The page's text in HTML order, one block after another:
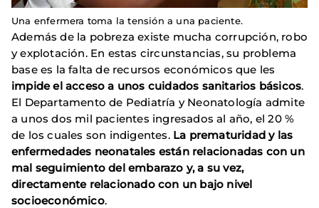
Una enfermera toma la tensión a una paciente.
Además de la pobreza existe mucha corrupción, robo
y explotación. En estas circunstancias, su problema
base es la falta de recursos económicos que les
impide el acceso a unos cuidados sanitarios básicos.
El Departamento de Pediatría y Neonatología admite
a unos dos mil pacientes ingresados al año, el 20 %
de los cuales son indigentes.La prematuridad y las
enfermedades neonatales están relacionadas con un
mal seguimiento del embarazo y, a su vez,
directamente relacionado con un bajo nivel
socioeconómico.